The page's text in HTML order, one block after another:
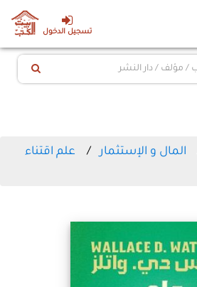
تسجيل الدخول
المال و الإستثمار
علم اقتناء